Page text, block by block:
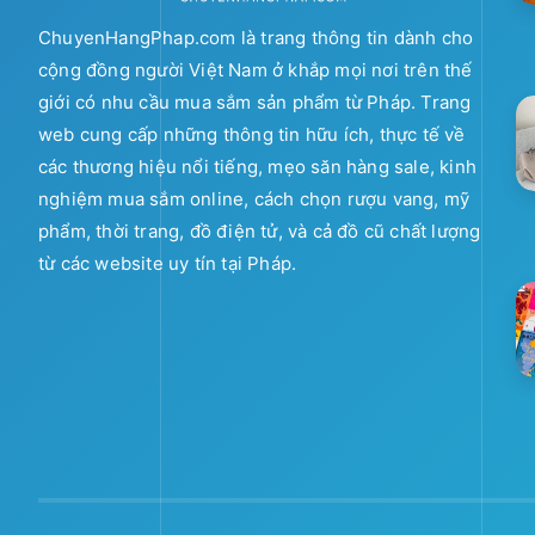
ChuyenHangPhap.com là trang thông tin dành cho
cộng đồng người Việt Nam ở khắp mọi nơi trên thế
giới có nhu cầu mua sắm sản phẩm từ Pháp. Trang
web cung cấp những thông tin hữu ích, thực tế về
các thương hiệu nổi tiếng, mẹo săn hàng sale, kinh
nghiệm mua sắm online, cách chọn rượu vang, mỹ
phẩm, thời trang, đồ điện tử, và cả đồ cũ chất lượng
từ các website uy tín tại Pháp.